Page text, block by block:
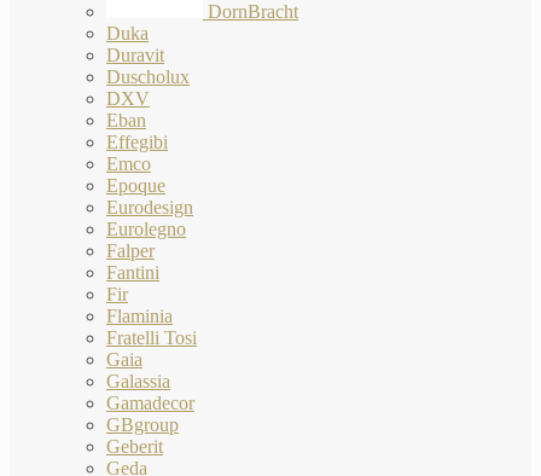
DornBracht
Duka
Duravit
Duscholux
DXV
Eban
Effegibi
Emco
Epoque
Eurodesign
Eurolegno
Falper
Fantini
Fir
Flaminia
Fratelli Tosi
Gaia
Galassia
Gamadecor
GBgroup
Geberit
Geda